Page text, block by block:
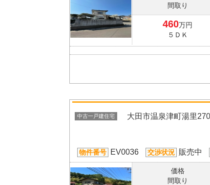
間取り
460万円
５ＤＫ
中古一戸建住宅 大田市温泉津町湯里
物件番号 EV0036 交渉状況 販売中
価格
間取り